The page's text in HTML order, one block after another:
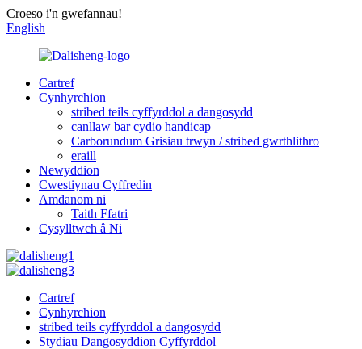
Croeso i'n gwefannau!
English
Cartref
Cynhyrchion
stribed teils cyffyrddol a dangosydd
canllaw bar cydio handicap
Carborundum Grisiau trwyn / stribed gwrthlithro
eraill
Newyddion
Cwestiynau Cyffredin
Amdanom ni
Taith Ffatri
Cysylltwch â Ni
Cartref
Cynhyrchion
stribed teils cyffyrddol a dangosydd
Stydiau Dangosyddion Cyffyrddol